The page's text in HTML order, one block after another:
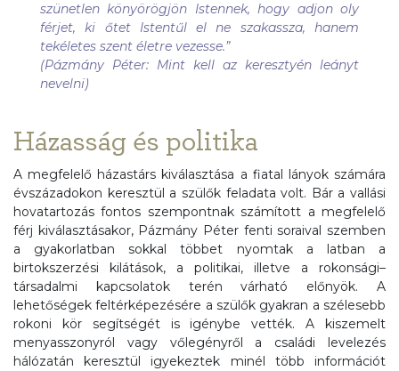
szünetlen könyörögjön Istennek, hogy adjon oly
férjet, ki őtet Istentűl el ne szakassza, hanem
tekéletes szent életre vezesse.”
(Pázmány Péter: Mint kell az keresztyén leányt
nevelni)
Házasság és politika
A megfelelő házastárs kiválasztása a fiatal lányok számára
évszázadokon keresztül a szülők feladata volt. Bár a vallási
hovatartozás fontos szempontnak számított a megfelelő
férj kiválasztásakor, Pázmány Péter fenti soraival szemben
a gyakorlatban sokkal többet nyomtak a latban a
birtokszerzési kilátások, a politikai, illetve a rokonsági–
társadalmi kapcsolatok terén várható előnyök. A
lehetőségek feltérképezésére a szülők gyakran a szélesebb
rokoni kör segítségét is igénybe vették. A kiszemelt
menyasszonyról vagy vőlegényről a családi levelezés
hálózatán keresztül igyekeztek minél több információt